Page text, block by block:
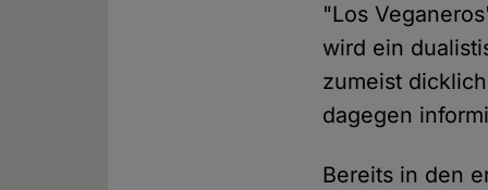
"Los
wird ein
zumeist
dagegen
Bereits in den